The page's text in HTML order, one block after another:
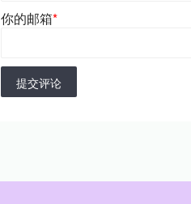
你的邮箱*
提交评论